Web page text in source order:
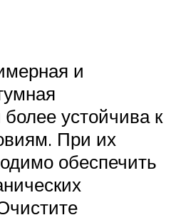
и
устойчива к
При их
обеспечить